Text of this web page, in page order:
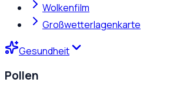
Wolkenfilm
Großwetterlagenkarte
Gesundheit
Pollen